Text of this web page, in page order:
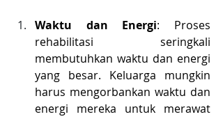
Waktu dan Energi: Proses
rehabilitasi seringkali
membutuhkan waktu dan energi
yang besar. Keluarga mungkin
harus mengorbankan waktu dan
energi mereka untuk merawat